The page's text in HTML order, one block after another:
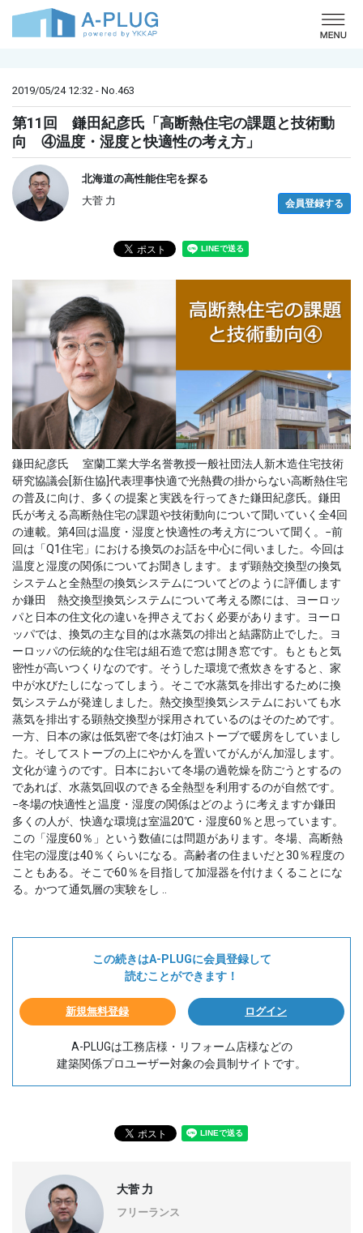
2019/05/24 12:32 - No.463
第11回 鎌田紀彦氏「高断熱住宅の課題と技術動
向 ④温度・湿度と快適性の考え方」
北海道の高性能住宅を探る
大菅 力
会員登録する
鎌田紀彦氏 室蘭工業大学名誉教授一般社団法人新木造住宅技術
研究協議会[新住協]代表理事快適で光熱費の掛からない高断熱住宅
の普及に向け、多くの提案と実践を行ってきた鎌田紀彦氏。鎌田
氏が考える高断熱住宅の課題や技術動向について聞いていく全4回
の連載。第4回は温度・湿度と快適性の考え方について聞く。−前
回は「Q1住宅」における換気のお話を中心に伺いました。今回は
温度と湿度の関係についてお聞きします。まず顕熱交換型の換気
システムと全熱型の換気システムについてどのように評価します
か鎌田 熱交換型換気システムについて考える際には、ヨーロッ
パと日本の住文化の違いを押さえておく必要があります。ヨーロ
ッパでは、換気の主な目的は水蒸気の排出と結露防止でした。ヨ
ーロッパの伝統的な住宅は組石造で窓は開き窓です。もともと気
密性が高いつくりなのです。そうした環境で煮炊きをすると、家
中が水びたしになってしまう。そこで水蒸気を排出するために換
気システムが発達しました。熱交換型換気システムにおいても水
蒸気を排出する顕熱交換型が採用されているのはそのためです。
一方、日本の家は低気密で冬は灯油ストーブで暖房をしていまし
た。そしてストーブの上にやかんを置いてがんがん加湿します。
文化が違うのです。日本において冬場の過乾燥を防ごうとするの
であれば、水蒸気回収のできる全熱型を利用するのが自然です。
−冬場の快適性と温度・湿度の関係はどのように考えますか鎌田
多くの人が、快適な環境は室温20℃・湿度60％と思っています。
この「湿度60％」という数値には問題があります。冬場、高断熱
住宅の湿度は40％くらいになる。高齢者の住まいだと30％程度の
こともある。そこで60％を目指して加湿器を付けまくることにな
る。かつて通気層の実験をし ..
この続きはA-PLUGに会員登録して
読むことができます！
新規無料登録 ログイン
A-PLUGは工務店様・リフォーム店様などの
建築関係プロユーザー対象の会員制サイトです。
大菅 力
フリーランス